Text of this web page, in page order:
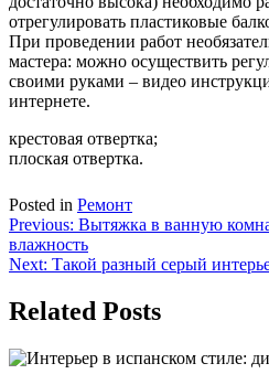
отрегулировать пластиковые
При проведении работ
мастера: можно осуществить
своими руками – видео
интернете.
крестовая отвертка;
плоская отвертка.
Posted in Ремонт
Навигация
по
Previous: Вытяжка в ванную
влажность
Next: Такой разный серый
Related Posts